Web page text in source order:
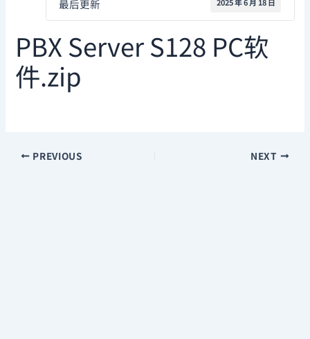
最后更新
PBX Server S128 PC软
件.zip
PREVIOUS NEXT